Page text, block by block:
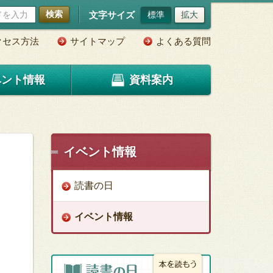
検索 文字サイズ 標準 拡大
セス方法 サイトマップ よくある質問
ト情報 資料案内
イベント情報
読書の日
イベント情報